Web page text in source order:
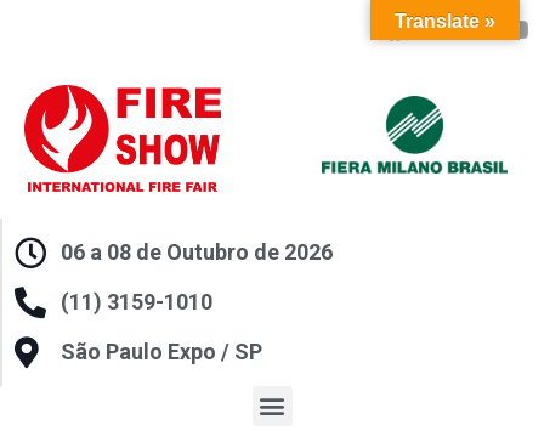
06 a 08 de Outubro de 2026
(11) 3159-1010
São Paulo Expo / SP
Translate »